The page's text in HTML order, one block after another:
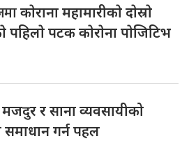
काेराना महामारीकाे दाेस्राे
पहिलाे पटक काेराेना पाेजिटिभ
मजदुर र साना व्यवसायीको
समाधान गर्न पहल